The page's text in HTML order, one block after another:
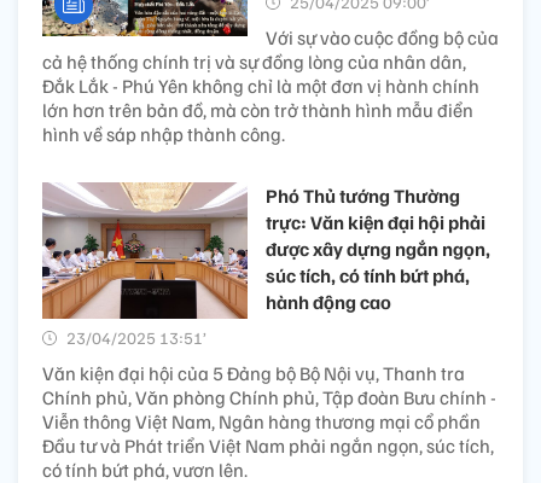
Với sự vào cuộc đồng bộ của
cả hệ thống chính trị và sự đồng lòng của nhân dân,
Đắk Lắk - Phú Yên không chỉ là một đơn vị hành chính
lớn hơn trên bản đồ, mà còn trở thành hình mẫu điển
hình về sáp nhập thành công.
Phó Thủ tướng Thường
trực: Văn kiện đại hội phải
được xây dựng ngắn ngọn,
súc tích, có tính bứt phá,
hành động cao
23/04/2025 13:51’
Văn kiện đại hội của 5 Đảng bộ Bộ Nội vụ, Thanh tra
Chính phủ, Văn phòng Chính phủ, Tập đoàn Bưu chính -
Viễn thông Việt Nam, Ngân hàng thương mại cổ phần
Đầu tư và Phát triển Việt Nam phải ngắn ngọn, súc tích,
có tính bứt phá, vươn lên.